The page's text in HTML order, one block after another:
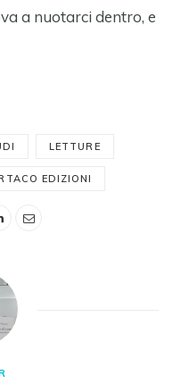
a nuotarci dentro, e
LETTURE
EDIZIONI